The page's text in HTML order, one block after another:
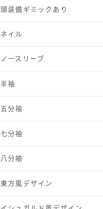
頭装備ギミックあり
ネイル
ノースリーブ
半袖
五分袖
七分袖
八分袖
東方風デザイン